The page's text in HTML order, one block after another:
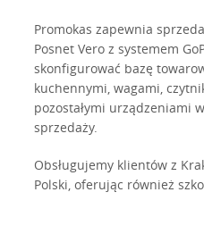
Promokas zapewnia
Posnet Vero z systemem
skonfigurować bazę
kuchennymi, wagami,
pozostałymi urządzeniami
sprzedaży.
Obsługujemy klientów z
Polski, oferując również